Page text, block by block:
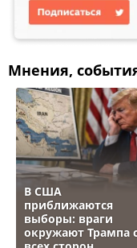
Мнения,
В США
приближаются
выборы: враги
окружают Трампа